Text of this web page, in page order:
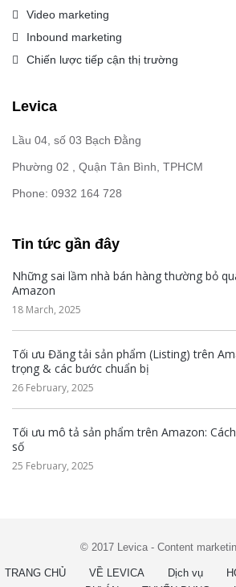
Video marketing
Inbound marketing
Chiến lược tiếp cận thị trường
Levica
Lầu 04, số 03 Bạch Đằng
Phường 02 , Quận Tân Bình, TPHCM
Phone: 0932 164 728
Tin tức gần đây
Những sai lầm nhà bán hàng thường bỏ
Amazon
18 March, 2025
Tối ưu Đăng tải sản phẩm (Listing) trên
trọng & các bước chuẩn bị
26 February, 2025
Tối ưu mô tả sản phẩm trên Amazon:
số
25 February, 2025
© 2017 Levica - Content
TRANG CHỦ VỀ LEVICA Dịch vụ